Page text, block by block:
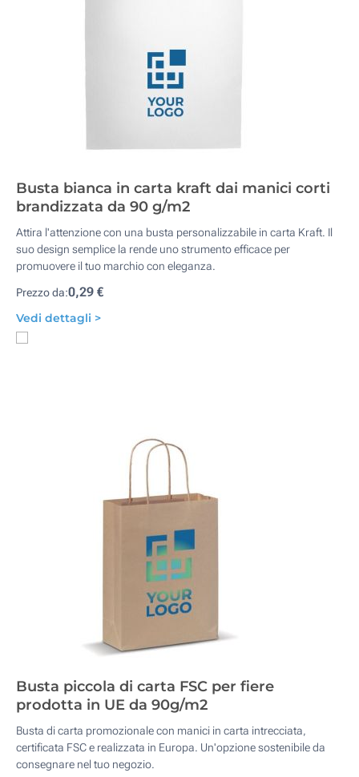
Busta bianca in carta kraft dai manici corti
brandizzata da 90 g/m2
Attira l'attenzione con una busta personalizzabile in carta Kraft. Il
suo design semplice la rende uno strumento efficace per
promuovere il tuo marchio con eleganza.
Prezzo da:0,29 €
Vedi dettagli >
Busta piccola di carta FSC per fiere
prodotta in UE da 90g/m2
Busta di carta promozionale con manici in carta intrecciata,
certificata FSC e realizzata in Europa. Un'opzione sostenibile da
consegnare nel tuo negozio.